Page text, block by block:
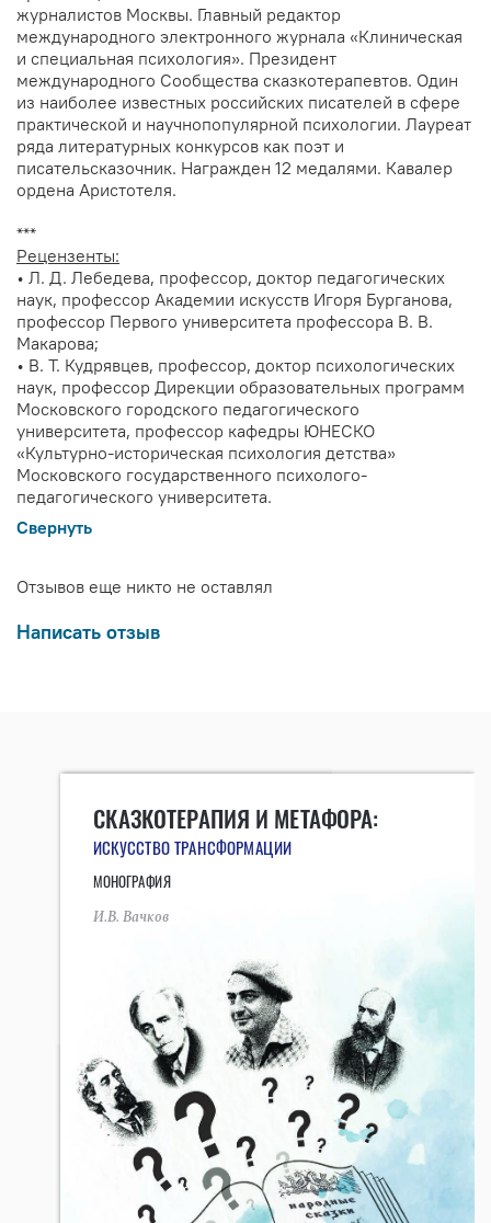
журналистов Москвы. Главный редактор
международного электронного журнала «Клиническая
и специальная психология». Президент
международного Сообщества сказкотерапевтов. Один
из наиболее известных российских писателей в сфере
практической и научнопопулярной психологии. Лауреат
ряда литературных конкурсов как поэт и
писательсказочник. Награжден 12 медалями. Кавалер
ордена Аристотеля.
***
Рецензенты:
• Л. Д. Лебедева, профессор, доктор педагогических
наук, профессор Академии искусств Игоря Бурганова,
профессор Первого университета профессора В. В.
Макарова;
• В. Т. Кудрявцев, профессор, доктор психологических
наук, профессор Дирекции образовательных программ
Московского городского педагогического
университета, профессор кафедры ЮНЕСКО
«Культурно-историческая психология детства»
Московского государственного психолого-
педагогического университета.
Свернуть
Отзывов еще никто не оставлял
Написать отзыв